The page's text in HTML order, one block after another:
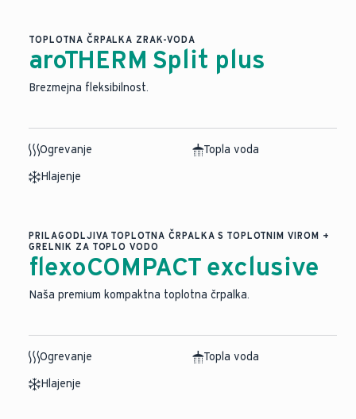
TOPLOTNA ČRPALKA ZRAK-VODA
aroTHERM Split plus
Brezmejna fleksibilnost.
Ogrevanje
Topla voda
Hlajenje
PRILAGODLJIVA TOPLOTNA ČRPALKA S TOPLOTNIM VIROM +
GRELNIK ZA TOPLO VODO
flexoCOMPACT exclusive
Naša premium kompaktna toplotna črpalka.
Ogrevanje
Topla voda
Hlajenje